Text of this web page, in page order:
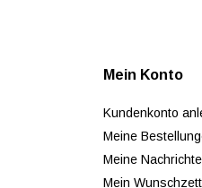
Mein Konto
Kundenkonto
Meine
Meine
Mein